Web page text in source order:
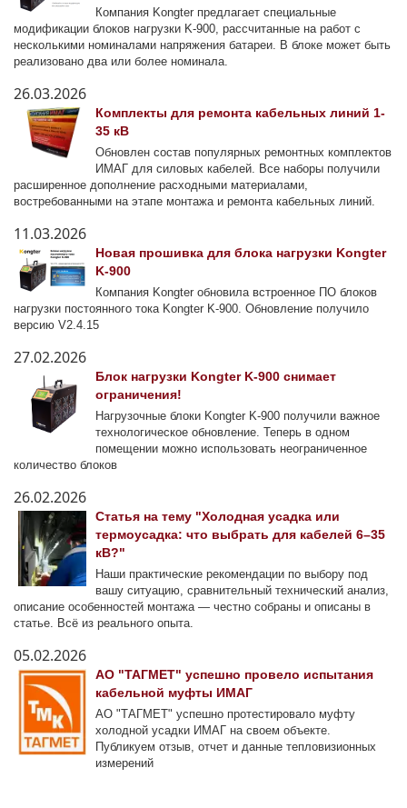
Компания Kongter предлагает специальные
модификации блоков нагрузки K-900, рассчитанные на работ с
несколькими номиналами напряжения батареи. В блоке может быть
реализовано два или более номинала.
26.03.2026
Комплекты для ремонта кабельных линий 1-
35 кВ
Обновлен состав популярных ремонтных комплектов
ИМАГ для силовых кабелей. Все наборы получили
расширенное дополнение расходными материалами,
востребованными на этапе монтажа и ремонта кабельных линий.
11.03.2026
Новая прошивка для блока нагрузки Kongter
K-900
Компания Kongter обновила встроенное ПО блоков
нагрузки постоянного тока Kongter K-900. Обновление получило
версию V2.4.15
27.02.2026
Блок нагрузки Kongter K-900 снимает
ограничения!
Нагрузочные блоки Kongter K-900 получили важное
технологическое обновление. Теперь в одном
помещении можно использовать неограниченное
количество блоков
26.02.2026
Статья на тему "Холодная усадка или
термоусадка: что выбрать для кабелей 6–35
кВ?"
Наши практические рекомендации по выбору под
вашу ситуацию, сравнительный технический анализ,
описание особенностей монтажа — честно собраны и описаны в
статье. Всё из реального опыта.
05.02.2026
АО "ТАГМЕТ" успешно провело испытания
кабельной муфты ИМАГ
АО "ТАГМЕТ" успешно протестировало муфту
холодной усадки ИМАГ на своем объекте.
Публикуем отзыв, отчет и данные тепловизионных
измерений